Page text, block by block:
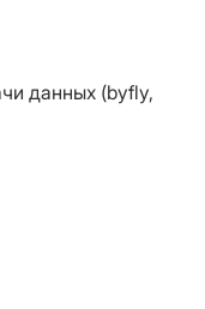
данных (byfly,